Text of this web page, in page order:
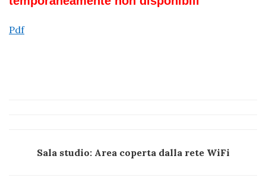
Pdf
Sala studio: Area coperta dalla rete WiFi